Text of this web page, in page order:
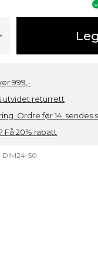
999,-
utvidet returrett
Ordre før 14. sendes
Få 20% rabatt
DIM24-50